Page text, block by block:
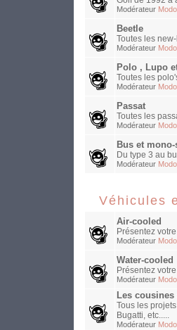
Modérateur
Beetle
Toutes les
Modérateur
Polo , Lupo
Toutes les
Modérateur
Passat
Toutes les
Modérateur
Bus et mono-
Du type 3 au
Modérateur
Véhicules
Air-cooled
Présentez
Modérateur
Water-cooled
Présentez
Modérateur
Les
Tous les
Bugatti, etc.....
Modérateur